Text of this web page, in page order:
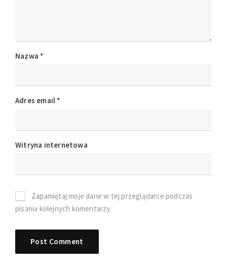
Nazwa *
Adres email *
Witryna internetowa
Zapamiętaj moje dane w tej przeglądarce podczas
pisania kolejnych komentarzy.